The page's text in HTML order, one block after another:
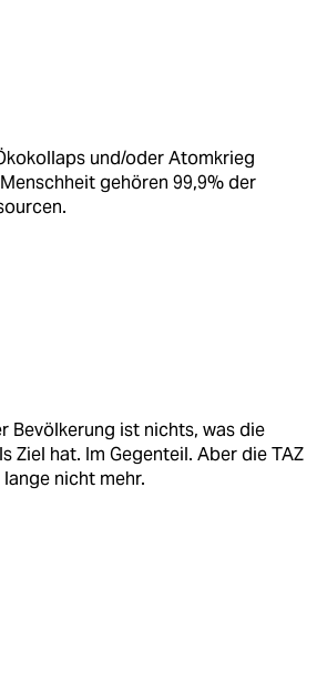
und/oder Atomkrieg
gehören 99,9% der
Bevölkerung ist nichts, was die
Ziel hat. Im Gegenteil. Aber die TAZ
nicht mehr.